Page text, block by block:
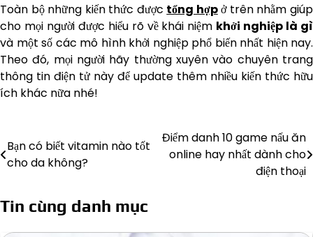
Toàn bộ những kiến thức được tổng hợpở trên nhằm giúp
cho mọi người được hiểu rõ về khái niệm khởi nghiệp là gì
và một số các mô hình khởi nghiệp phổ biến nhất hiện nay.
Theo đó, mọi người hãy thường xuyên vào chuyên trang
thông tin điện tử này để update thêm nhiều kiến thức hữu
ích khác nữa nhé!
Điều
hướng
viết
Bạn có biết vitamin nào tốt
cho da không?
Điểm danh 10 game nấu ăn
online hay nhất dành cho
điện thoại
Tin cùng danh mục